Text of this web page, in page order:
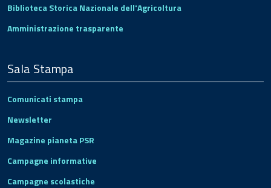
Biblioteca Storica Nazionale dell'Agricoltura
Amministrazione trasparente
Sala Stampa
Comunicati stampa
Newsletter
Magazine pianeta PSR
Campagne informative
Campagne scolastiche